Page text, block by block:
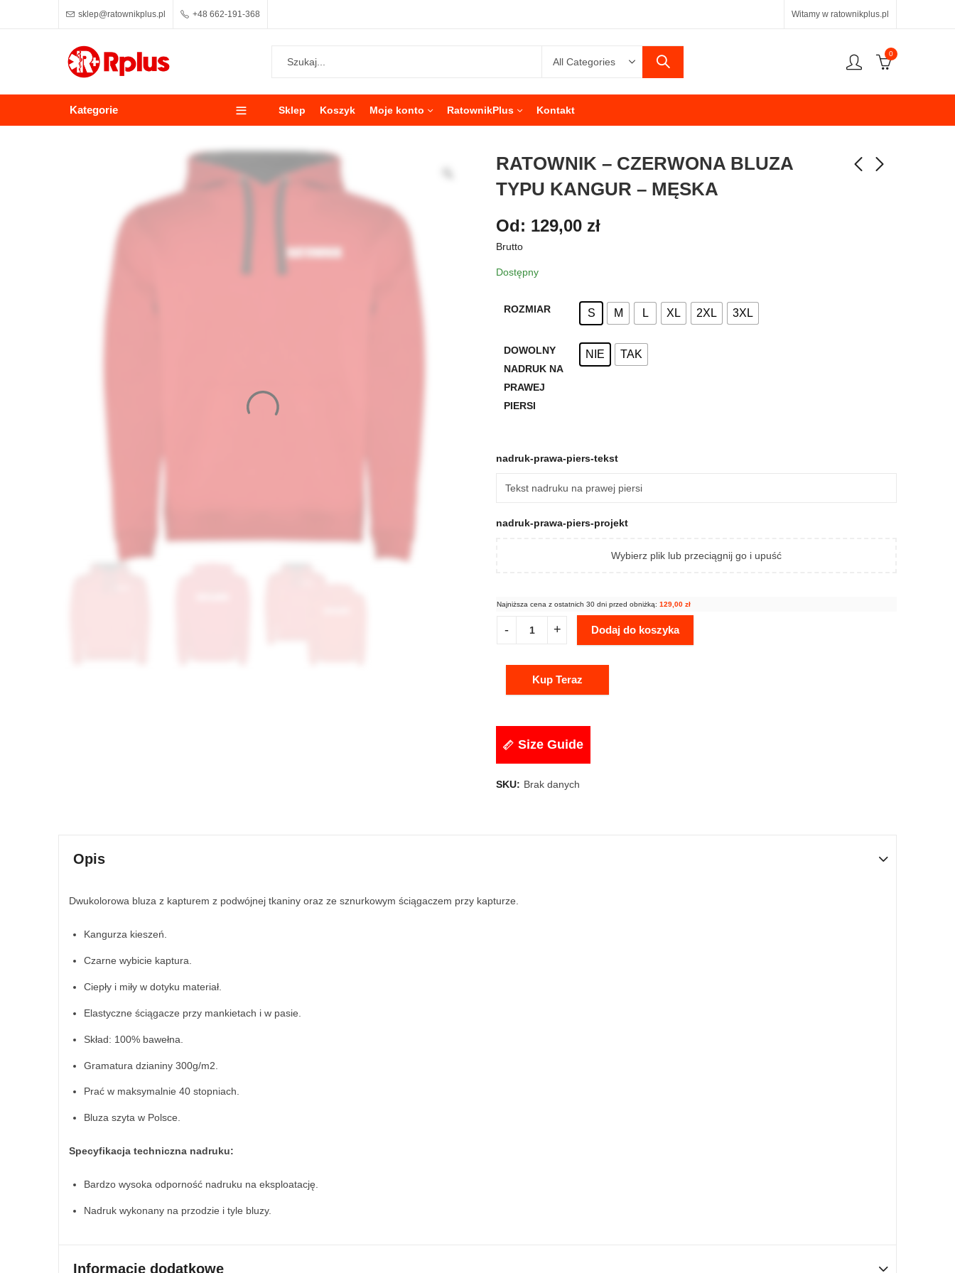
sklep@ratownikplus.pl +48 662-191-368 Witamy w ratownikplus.pl
0
Kategorie Sklep Koszyk Moje konto RatownikPlus Kontakt
RATOWNIK – CZERWONA BLUZA
TYPU KANGUR – MĘSKA
Od: 129,00 zł
Brutto
Dostępny
ROZMIAR S M L XL 2XL 3XL
DOWOLNY
NADRUK NA
PRAWEJ
PIERSI
NIE TAK
nadruk-prawa-piers-tekst
nadruk-prawa-piers-projekt
Wybierz plik lub przeciągnij go i upuść
Najniższa cena z ostatnich 30 dni przed obniżką: 129,00 zł
Dodaj do koszyka
Kup Teraz
Size Guide
SKU: Brak danych
Opis
Dwukolorowa bluza z kapturem z podwójnej tkaniny oraz ze sznurkowym ściągaczem przy kapturze.
Kangurza kieszeń.
Czarne wybicie kaptura.
Ciepły i miły w dotyku materiał.
Elastyczne ściągacze przy mankietach i w pasie.
Skład: 100% bawełna.
Gramatura dzianiny 300g/m2.
Prać w maksymalnie 40 stopniach.
Bluza szyta w Polsce.
Specyfikacja techniczna nadruku:
Bardzo wysoka odporność nadruku na eksploatację.
Nadruk wykonany na przodzie i tyle bluzy.
Informacje dodatkowe